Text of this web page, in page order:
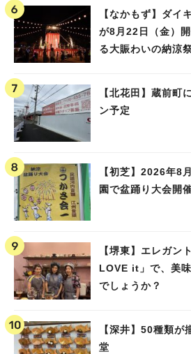
【なかもず】ダイ
が8月22日（金）
る大賑わいの納涼
【北花田】蔵前町
ン予定
【初芝】2026年8
園で盆踊り大会開
【堺東】エレガン
LOVE it」で、美味しいコーヒーはいかが
でしょうか？
【深井】50種類が
堂